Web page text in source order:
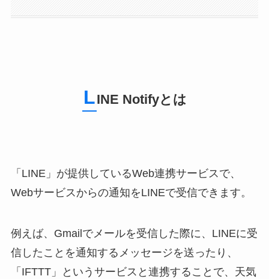
LINE Notifyとは
「LINE」が提供しているWeb連携サービスで、
Webサービスからの通知をLINEで受信できます。
例えば、Gmailでメールを受信した際に、LINEに受
信したことを通知するメッセージを送ったり、
「IFTTT」というサービスと連携することで、天気